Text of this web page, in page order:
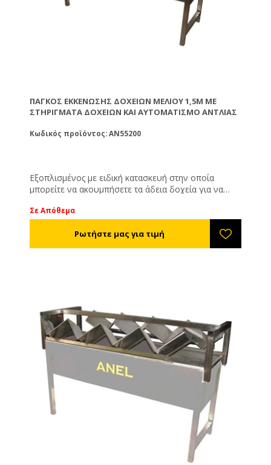
ΠΆΓΚΟΣ ΕΚΚΈΝΩΣΗΣ ΔΟΧΕΊΩΝ ΜΕΛΙΟΎ 1,5M ΜΕ
ΣΤΗΡΊΓΜΑΤΑ ΔΟΧΕΊΩΝ ΚΑΙ ΑΥΤΟΜΑΤΙΣΜΌ ΑΝΤΛΊΑΣ
Κωδικός προϊόντος: AN55200
Εξοπλισμένος με ειδική κατασκευή στην οποία
μπορείτε να ακουμπήσετε τα άδεια δοχεία για να
αποστράγγιση. Με κολλημένη μούφα 1 ½’’. Με
ανοξείδωτο χάλυβα.
Σε Απόθεμα